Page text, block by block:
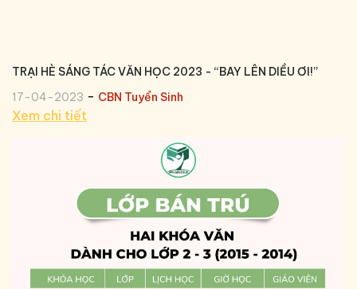
TRẠI HÈ SÁNG TÁC VĂN HỌC 2023 - “BAY LÊN DIỀU ƠI!”
17-04-2023 - CBN Tuyển Sinh
Xem chi tiết